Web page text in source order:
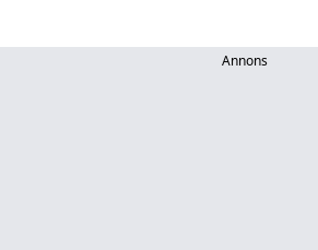
Annons